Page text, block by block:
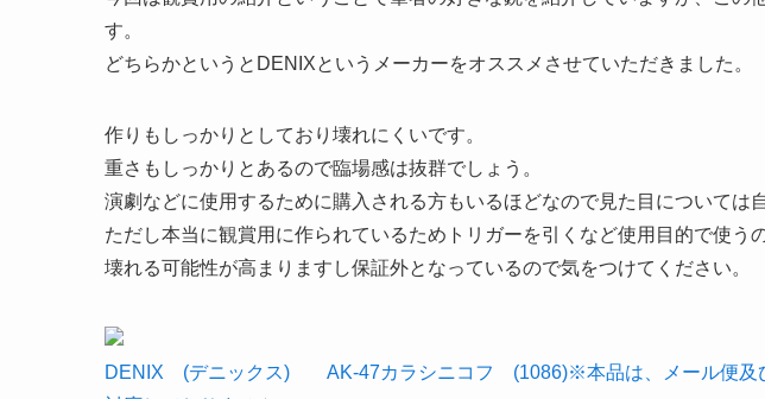
す。
どちらかというとDENIXというメーカーをオススメさせていただきました。
作りもしっかりとしており壊れにくいです。
重さもしっかりとあるので臨場感は抜群でしょう。
演劇などに使用するために購入される方もいるほどなので見た目については
ただし本当に観賞用に作られているためトリガーを引くなど使用目的で使う
壊れる可能性が高まりますし保証外となっているので気をつけてください。
DENIX (デニックス) AK-47カラシニコフ (1086)※本品は、メール便及